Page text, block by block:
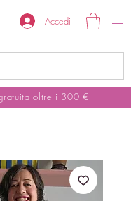
Accedi
oltre i 300 €